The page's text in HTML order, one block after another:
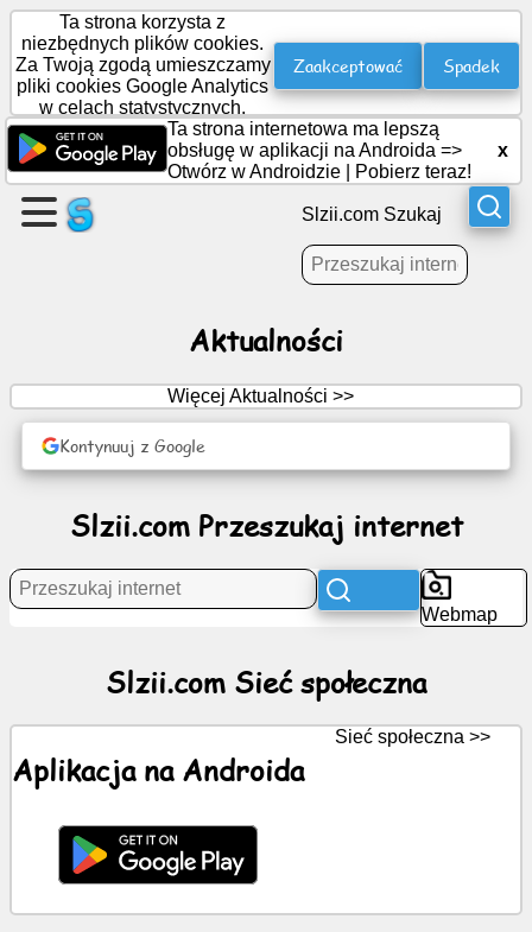
Utwórz
stronę
Utwórz
grupę
obrad
Rozrywka
społeczna
Aktualności
Gry
Ta strona korzysta z
niezbędnych plików cookies.
Za Twoją zgodą umieszczamy
pliki cookies Google Analytics
w celach statystycznych.
Zaakceptować Spadek
Ta strona internetowa ma lepszą
obsługę w aplikacji na Androida =>
Otwórz w Androidzie
Pobierz teraz!
x
Slzii.com Szukaj
Aktualności
Więcej Aktualności >>
Kontynuuj z Google
Slzii.com Przeszukaj internet
Webmap
Slzii.com Sieć społeczna
Aplikacja na Androida
Sieć społeczna >>